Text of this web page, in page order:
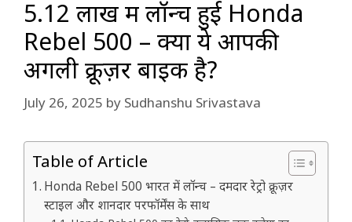
₹5.12 लाख में लॉन्च हुई Honda
Rebel 500 – क्या ये आपकी
अगली क्रूज़र बाइक है?
July 26, 2025 by Sudhanshu Srivastava
Table of Article
Honda Rebel 500 भारत में लॉन्च – दमदार रेट्रो क्रूज़र
स्टाइल और शानदार परफॉर्मेंस के साथ